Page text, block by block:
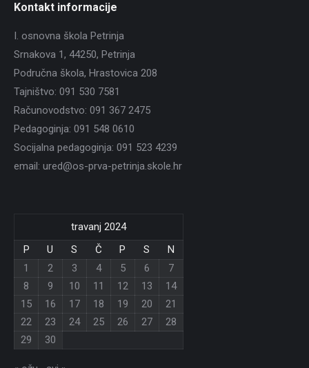
Kontakt informacije
I. osnovna škola Petrinja
Srnakova 1, 44250, Petrinja
Područna škola, Hrastovica 208
Tajništvo: 091 530 7581
Računovodstvo: 091 367 2475
Pedagoginja: 091 548 0610
Socijalna pedagoginja: 091 523 4239
email: ured@os-prva-petrinja.skole.hr
travanj 2024
P
U S Č P S
N
1
2 3 4 5 6
7
8
9 10 11 12 13
14
15
16 17 18 19 20
21
22
23 24 25 26 27
28
29
30